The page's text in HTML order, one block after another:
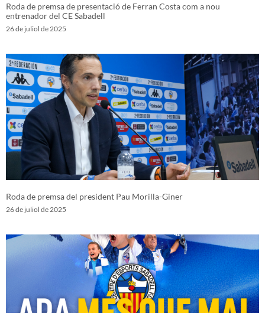
Roda de premsa de presentació de Ferran Costa com a nou
entrenador del CE Sabadell
26 de juliol de 2025
Roda de premsa del president Pau Morilla-Giner
26 de juliol de 2025